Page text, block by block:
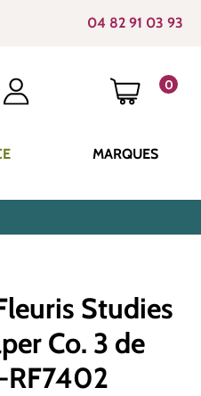
04 82 91 03 93
0
LE
MARQUES
Studies
Co. 3 de
RF7402